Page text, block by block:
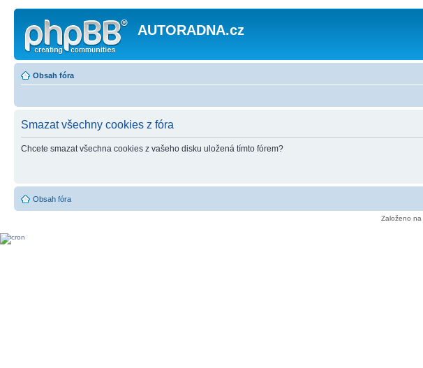
AUTORADNA.cz
Obsah fóra
Smazat všechny cookies z fóra
Chcete smazat všechna cookies z vašeho disku uložená tímto fórem?
Obsah fóra
Založeno na